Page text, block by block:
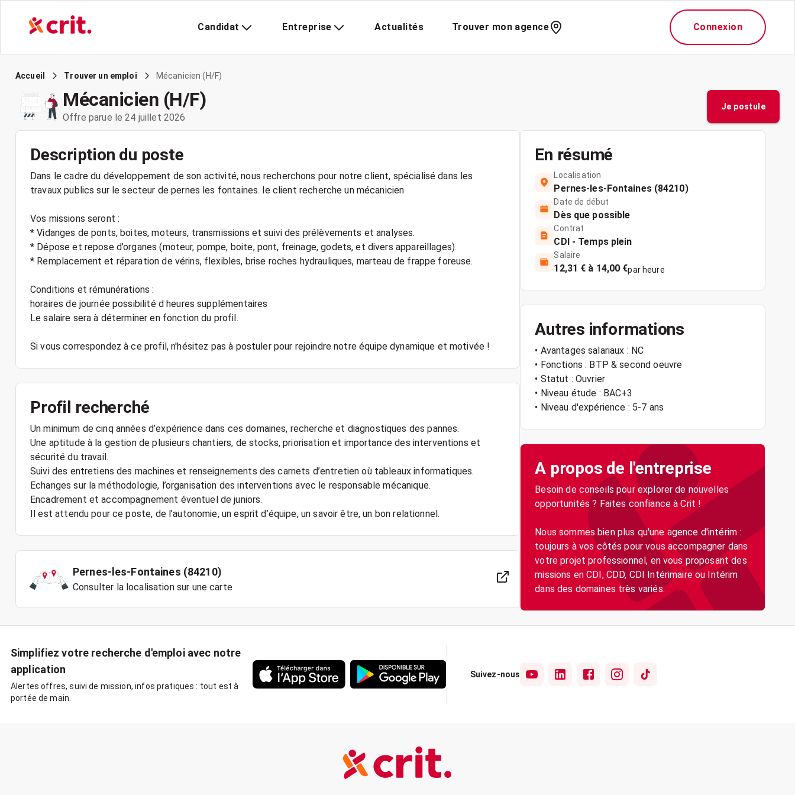
Candidat Entreprise Actualités Trouver mon agence Connexion
Accueil Trouver un emploi Mécanicien (H/F)
Mécanicien (H/F)
Offre parue le 24 juillet 2026
Je postule
Description du poste
Dans le cadre du développement de son activité, nous recherchons pour notre client, spécialisé dans les
travaux publics sur le secteur de pernes les fontaines. le client recherche un mécanicien
Vos missions seront :
* Vidanges de ponts, boites, moteurs, transmissions et suivi des prélèvements et analyses.
* Dépose et repose d’organes (moteur, pompe, boite, pont, freinage, godets, et divers appareillages).
* Remplacement et réparation de vérins, flexibles, brise roches hydrauliques, marteau de frappe foreuse.
Conditions et rémunérations :
horaires de journée possibilité d heures supplémentaires
Le salaire sera à déterminer en fonction du profil.
Si vous correspondez à ce profil, n'hésitez pas à postuler pour rejoindre notre équipe dynamique et motivée !
Profil recherché
Un minimum de cinq années d’expérience dans ces domaines, recherche et diagnostiques des pannes.
Une aptitude à la gestion de plusieurs chantiers, de stocks, priorisation et importance des interventions et
sécurité du travail.
Suivi des entretiens des machines et renseignements des carnets d’entretien où tableaux informatiques.
Echanges sur la méthodologie, l’organisation des interventions avec le responsable mécanique.
Encadrement et accompagnement éventuel de juniors.
Il est attendu pour ce poste, de l’autonomie, un esprit d’équipe, un savoir être, un bon relationnel.
Pernes-les-Fontaines (84210)
Consulter la localisation sur une carte
En résumé
Localisation
Pernes-les-Fontaines (84210)
Date de début
Dès que possible
Contrat
CDI - Temps plein
Salaire
12,31 € à 14,00 €par heure
Autres informations
• Avantages salariaux : NC
• Fonctions : BTP & second oeuvre
• Statut : Ouvrier
• Niveau étude : BAC+3
• Niveau d'expérience : 5-7 ans
A propos de l'entreprise
Besoin de conseils pour explorer de nouvelles
opportunités ? Faites confiance à Crit !
Nous sommes bien plus qu'une agence d'intérim :
toujours à vos côtés pour vous accompagner dans
votre projet professionnel, en vous proposant des
missions en CDI, CDD, CDI Intérimaire ou Intérim
dans des domaines très variés.
Simplifiez votre recherche d'emploi avec notre
application
Alertes offres, suivi de mission, infos pratiques : tout est à
portée de main.
Suivez-nous